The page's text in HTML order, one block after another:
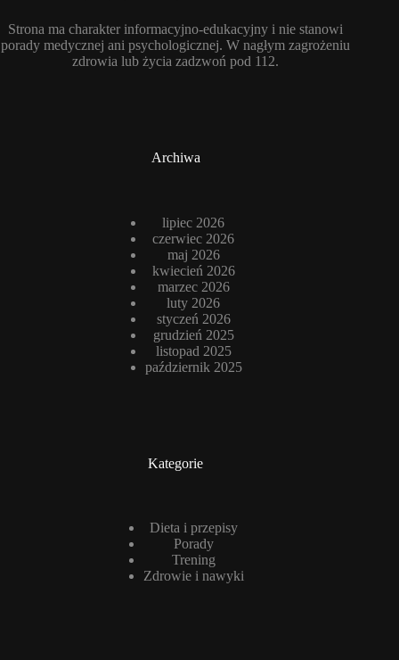
Strona ma charakter informacyjno-edukacyjny i nie stanowi
porady medycznej ani psychologicznej. W nagłym zagrożeniu
zdrowia lub życia zadzwoń pod 112.
Archiwa
lipiec 2026
czerwiec 2026
maj 2026
kwiecień 2026
marzec 2026
luty 2026
styczeń 2026
grudzień 2025
listopad 2025
październik 2025
Kategorie
Dieta i przepisy
Porady
Trening
Zdrowie i nawyki